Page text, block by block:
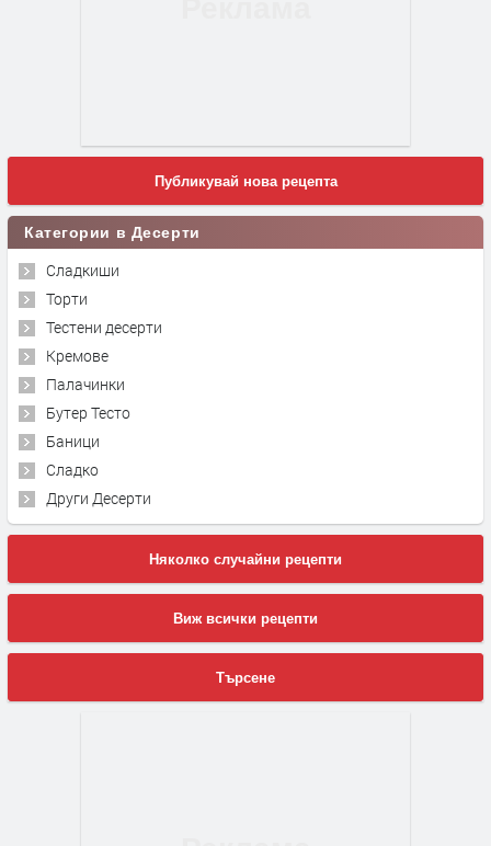
Публикувай нова рецепта
Категории в Десерти
Сладкиши
Торти
Тестени десерти
Кремове
Палачинки
Бутер Тесто
Баници
Сладко
Други Десерти
Няколко случайни рецепти
Виж всички рецепти
Търсене